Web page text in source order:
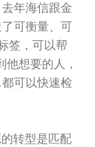
年海信跟金
可衡量、可
签，可以帮
想要的人，
可以快速检
转型是匹配